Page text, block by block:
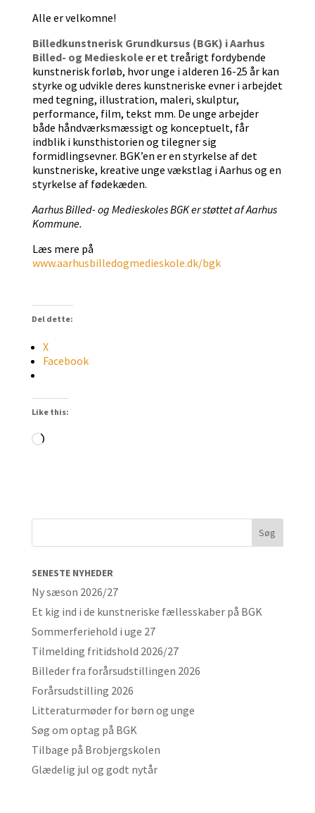
Alle er velkomne!
Billedkunstnerisk Grundkursus (BGK) i Aarhus
Billed- og Medieskoleer et treårigt fordybende
kunstnerisk forløb, hvor unge i alderen 16-25 år kan
styrke og udvikle deres kunstneriske evner i arbejdet
med tegning, illustration, maleri, skulptur,
performance, film, tekst mm. De unge arbejder
både håndværksmæssigt og konceptuelt, får
indblik i kunsthistorien og tilegner sig
formidlingsevner. BGK’en er en styrkelse af det
kunstneriske, kreative unge vækstlag i Aarhus og en
styrkelse af fødekæden.
Aarhus Billed- og Medieskoles BGK er støttet af Aarhus
Kommune.
Læs mere på
www.aarhusbilledogmedieskole.dk/bgk
Del dette:
X
Facebook
Like this:
Loading…
SENESTE NYHEDER
Ny sæson 2026/27
Et kig ind i de kunstneriske fællesskaber på BGK
Sommerferiehold i uge 27
Tilmelding fritidshold 2026/27
Billeder fra forårsudstillingen 2026
Forårsudstilling 2026
Litteraturmøder for børn og unge
Søg om optag på BGK
Tilbage på Brobjergskolen
Glædelig jul og godt nytår